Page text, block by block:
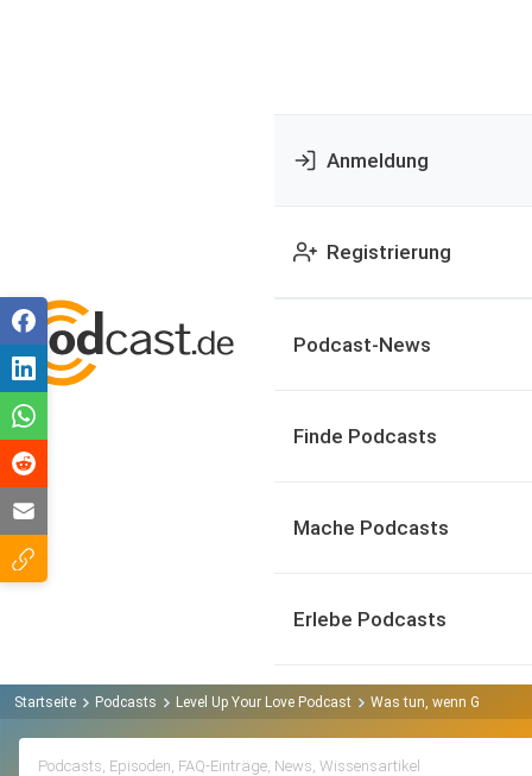
Anmeldung
Registrierung
Podcast-News
Finde Podcasts
Mache Podcasts
Erlebe Podcasts
Startseite Podcasts Level Up Your Love Podcast Was tun, wenn Gefühle